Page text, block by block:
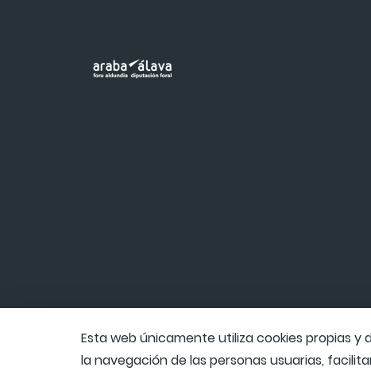
Esta web únicamente utiliza cookies propias
la navegación de las personas usuarias,